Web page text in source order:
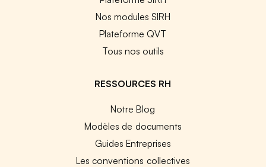
Nos modules SIRH
Plateforme QVT
Tous nos outils
RESSOURCES RH
Notre Blog
Modèles de documents
Guides Entreprises
Les conventions collectives